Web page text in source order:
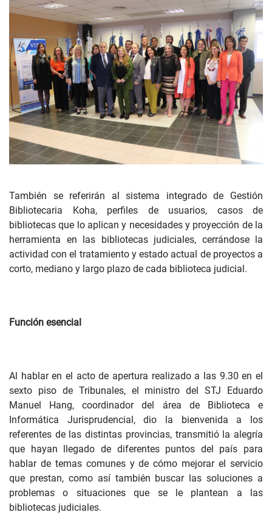
También se referirán al sistema integrado de Gestión
Bibliotecaria Koha, perfiles de usuarios, casos de
bibliotecas que lo aplican y necesidades y proyección de la
herramienta en las bibliotecas judiciales, cerrándose la
actividad con el tratamiento y estado actual de proyectos a
corto, mediano y largo plazo de cada biblioteca judicial.
Función esencial
Al hablar en el acto de apertura realizado a las 9.30 en el
sexto piso de Tribunales, el ministro del STJ Eduardo
Manuel Hang, coordinador del área de Biblioteca e
Informática Jurisprudencial, dio la bienvenida a los
referentes de las distintas provincias, transmitió la alegría
que hayan llegado de diferentes puntos del país para
hablar de temas comunes y de cómo mejorar el servicio
que prestan, como así también buscar las soluciones a
problemas o situaciones que se le plantean a las
bibliotecas judiciales.